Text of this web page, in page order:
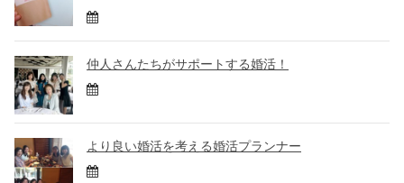
仲人さんたちがサポートする婚活！
より良い婚活を考える婚活プランナー